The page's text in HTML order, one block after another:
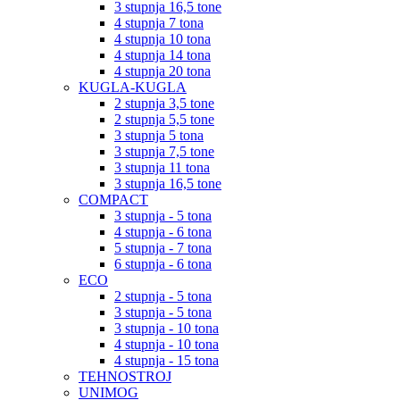
3 stupnja 16,5 tone
4 stupnja 7 tona
4 stupnja 10 tona
4 stupnja 14 tona
4 stupnja 20 tona
KUGLA-KUGLA
2 stupnja 3,5 tone
2 stupnja 5,5 tone
3 stupnja 5 tona
3 stupnja 7,5 tone
3 stupnja 11 tona
3 stupnja 16,5 tone
COMPACT
3 stupnja - 5 tona
4 stupnja - 6 tona
5 stupnja - 7 tona
6 stupnja - 6 tona
ECO
2 stupnja - 5 tona
3 stupnja - 5 tona
3 stupnja - 10 tona
4 stupnja - 10 tona
4 stupnja - 15 tona
TEHNOSTROJ
UNIMOG